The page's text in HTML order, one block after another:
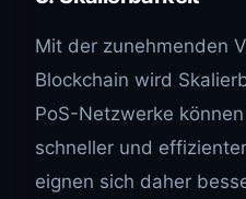
Mit der zunehmenden
Blockchain wird
PoS-Netzwerke
schneller und
eignen sich daher